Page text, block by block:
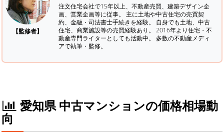
【監修者】
注文住宅会社で15年以上、不動産売買、建築デザイン企
画、営業企画等に従事。 主に土地や中古住宅の売買契
約、金融・司法書士手続きを経験。 自身でも土地、中古
住宅、商業施設等の売買経験あり。 2016年より住宅・不
動産専門ライターとしても活動中。 多数の不動産メディ
アで執筆・監修。
愛知県 中古マンションの価格相場動
向